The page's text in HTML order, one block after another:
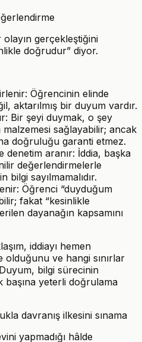
gerçekleştiğini
doğrudur” diyor.
Öğrencinin elinde
aktarılmış bir duyum vardır.
Bir şeyi duymak, o şey
malzemesi sağlayabilir; ancak
doğruluğu garanti etmez.
denetim aranır: İddia, başka
değerlendirmelerle
bilgi sayılmamalıdır.
Öğrenci “duyduğum
fakat “kesinlikle
dayanağın kapsamını
iddiayı hemen
olduğunu ve hangi sınırlar
bilgi sürecinin
başına yeterli doğrulama
davranış ilkesini sınama
yapmadığı hâlde